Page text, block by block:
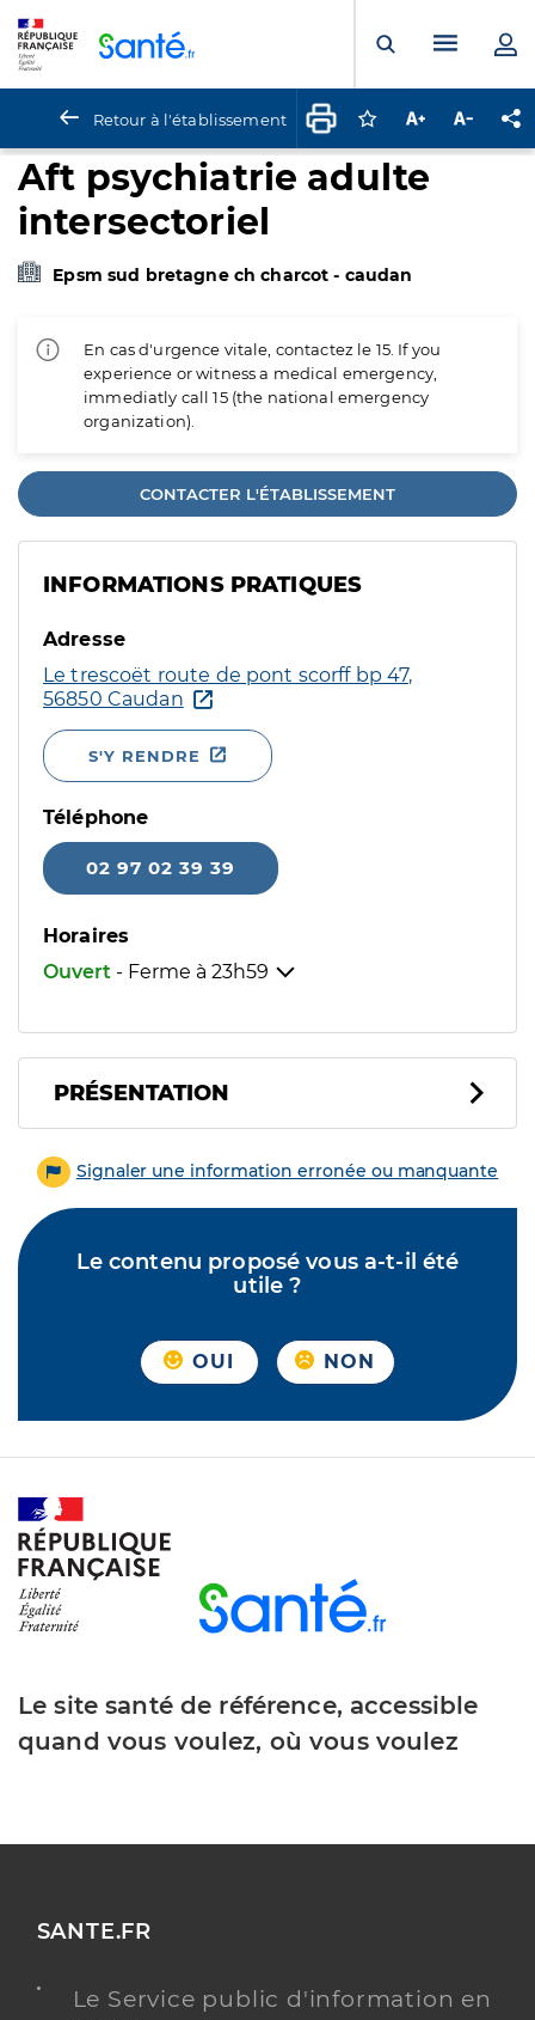
Ouvrir laMenu
Retour à l'établissement Connectez-vous
Augmenter la
Aft psychiatrie adulte
intersectoriel
Epsm sud bretagne ch charcot - caudan
En cas d'urgence vitale, contactez le 15. If you
experience or witness a medical emergency,
immediatly call 15 (the national emergency
organization).
CONTACTER L'ÉTABLISSEMENT
INFORMATIONS PRATIQUES
Adresse
Le trescoët route de pont scorff bp 47,
56850 Caudan
S'Y RENDRE
Téléphone
02 97 02 39 39
Horaires
Ouvert - Ferme à 23h59
PRÉSENTATION
Signaler une information erronée ou manquante
Le contenu proposé vous a-t-il été
utile ?
OUI NON
Le site santé de référence, accessible
quand vous voulez, où vous voulez
SANTE.FR
Le Service public d'information en